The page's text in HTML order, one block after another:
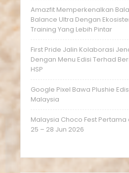
Amazfit Memperkenalkan
Balance Ultra Dengan
Training Yang Lebih Pintar
First Pride Jalin Kolaborasi
Dengan Menu Edisi Terhad
HSP
Google Pixel Bawa Plushie
Malaysia
Malaysia Choco Fest Pertama
25 – 28 Jun 2026